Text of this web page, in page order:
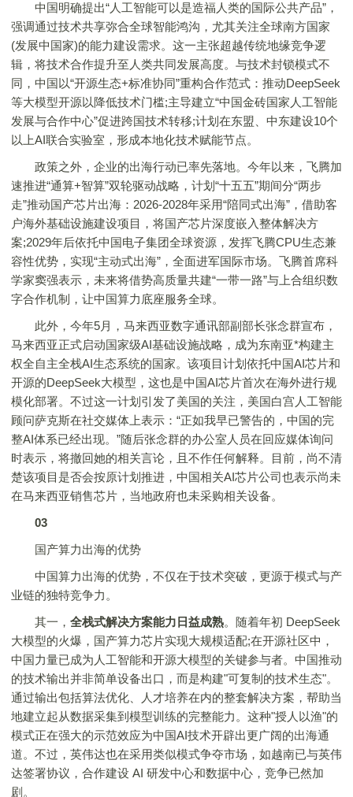
中国明确提出“人工智能可以是造福人类的国际公共产品”，
强调通过技术共享弥合全球智能鸿沟，尤其关注全球南方国家
(发展中国家)的能力建设需求。这一主张超越传统地缘竞争逻
辑，将技术合作提升至人类共同发展高度。与技术封锁模式不
同，中国以“开源生态+标准协同”重构合作范式：推动DeepSeek
等大模型开源以降低技术门槛;主导建立“中国金砖国家人工智能
发展与合作中心”促进跨国技术转移;计划在东盟、中东建设10个
以上AI联合实验室，形成本地化技术赋能节点。
政策之外，企业的出海行动已率先落地。今年以来，飞腾加
速推进“通算+智算”双轮驱动战略，计划“十五五”期间分“两步
走”推动国产芯片出海：2026-2028年采用“陪同式出海”，借助客
户海外基础设施建设项目，将国产芯片深度嵌入整体解决方
案;2029年后依托中国电子集团全球资源，发挥飞腾CPU生态兼
容性优势，实现“主动式出海”，全面进军国际市场。飞腾首席科
学家窦强表示，未来将借势高质量共建“一带一路”与上合组织数
字合作机制，让中国算力底座服务全球。
此外，今年5月，马来西亚数字通讯部副部长张念群宣布，
马来西亚正式启动国家级AI基础设施战略，成为东南亚*构建主
权全自主全栈AI生态系统的国家。该项目计划依托中国AI芯片和
开源的DeepSeek大模型，这也是中国AI芯片首次在海外进行规
模化部署。不过这一计划引发了美国的关注，美国白宫人工智能
顾问萨克斯在社交媒体上表示：“正如我早已警告的，中国的完
整AI体系已经出现。”随后张念群的办公室人员在回应媒体询问
时表示，将撤回她的相关言论，且不作任何解释。目前，尚不清
楚该项目是否会按原计划推进，中国相关AI芯片公司也表示尚未
在马来西亚销售芯片，当地政府也未采购相关设备。
03
国产算力出海的优势
中国算力出海的优势，不仅在于技术突破，更源于模式与产
业链的独特竞争力。
其一， 全栈式解决方案能力日益成熟。随着年初 DeepSeek
大模型的火爆，国产算力芯片实现大规模适配;在开源社区中，
中国力量已成为人工智能和开源大模型的关键参与者。中国推动
的技术输出并非简单设备出口，而是构建"可复制的技术生态"。
通过输出包括算法优化、人才培养在内的整套解决方案，帮助当
地建立起从数据采集到模型训练的完整能力。这种"授人以渔"的
模式正在强大的示范效应为中国AI技术开辟出更广阔的出海通
道。不过，英伟达也在采用类似模式争夺市场，如越南已与英伟
达签署协议，合作建设 AI 研发中心和数据中心，竞争已然加
剧。